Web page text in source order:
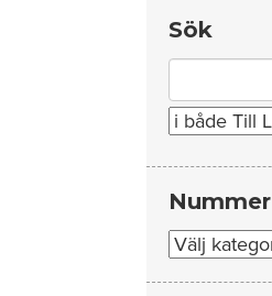
Sök
for:
Nummer
Nummer